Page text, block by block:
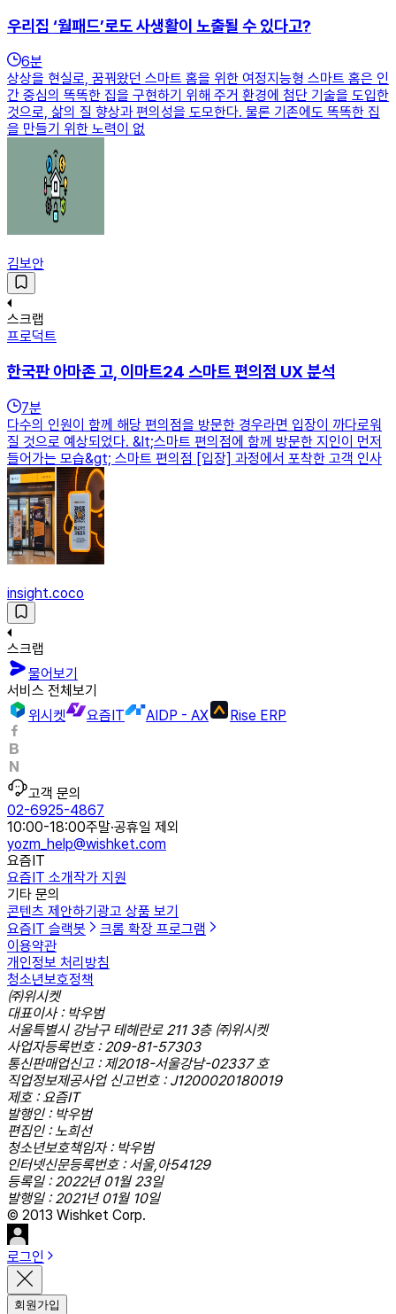
우리집 ‘월패드’로도 사생활이 노출될 수 있다고?
6분
상상을 현실로, 꿈꿔왔던 스마트 홈을 위한 여정지능형 스마트 홈은 인
간 중심의 똑똑한 집을 구현하기 위해 주거 환경에 첨단 기술을 도입한
것으로, 삶의 질 향상과 편의성을 도모한다. 물론 기존에도 똑똑한 집
을 만들기 위한 노력이 없
김보안
스크랩
프로덕트
한국판 아마존 고, 이마트24 스마트 편의점 UX 분석
7분
다수의 인원이 함께 해당 편의점을 방문한 경우라면 입장이 까다로워
질 것으로 예상되었다. &lt;스마트 편의점에 함께 방문한 지인이 먼저
들어가는 모습&gt; 스마트 편의점 [입장] 과정에서 포착한 고객 인사
insight.coco
스크랩
물어보기
서비스 전체보기
위시켓
요즘IT AIDP - AX Rise ERP
고객 문의
02-6925-4867
10:00-18:00주말·공휴일 제외
yozm_help@wishket.com
요즘IT
요즘IT 소개작가 지원
기타 문의
콘텐츠 제안하기광고 상품 보기
요즘IT 슬랙봇
크롬 확장 프로그램
이용약관
개인정보 처리방침
청소년보호정책
㈜위시켓
대표이사 : 박우범
서울특별시 강남구 테헤란로 211 3층 ㈜위시켓
사업자등록번호 : 209-81-57303
통신판매업신고 : 제2018-서울강남-02337 호
직업정보제공사업 신고번호 : J1200020180019
제호 : 요즘IT
발행인 : 박우범
편집인 : 노희선
청소년보호책임자 : 박우범
인터넷신문등록번호 : 서울,아54129
등록일 : 2022년 01월 23일
발행일 : 2021년 01월 10일
© 2013 Wishket Corp.
로그인
회원가입